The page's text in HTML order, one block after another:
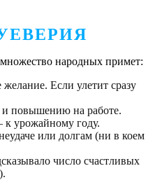
народных примет:
Если улетит сразу
и повышению на работе.
урожайному году.
или долгам (ни в коем
число счастливых